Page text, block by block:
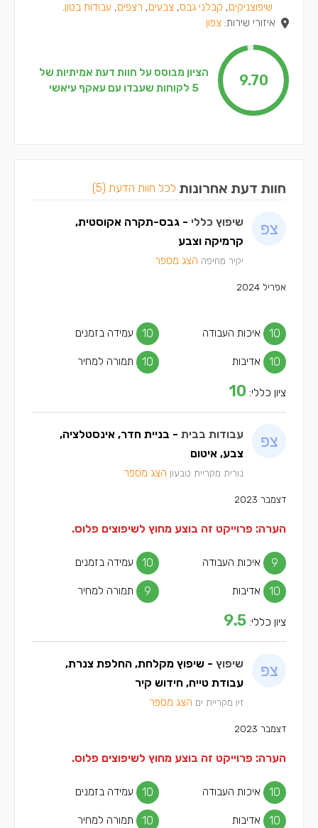
שיפוצניקים, קבלני גבס, צבעים, רצפים, עבודות בטון.
איזורי שירות: צפון
9.70
הציון מבוסס על חוות דעת אמיתיות של
5 לקוחות שעבדו עם עאקף עיאשי
חוות דעת אחרונות לכל חוות הדעת (5)
שיפוץ כללי - גבס-תקרה אקוסטית,
קרמיקה וצבע
יקיר מחיפה הצג מספר
אפריל 2024
איכות העבודה 10 עמידה בזמנים 10
אדיבות 10 תמורה למחיר 10
ציון כללי: 10
עבודות בבית - בניית חדר, אינסטלציה,
צבע, איטום
נורית מקריית טבעון הצג מספר
דצמבר 2023
הערה: פרוייקט זה בוצע מחוץ לשיפוצים פלוס.
איכות העבודה 9 עמידה בזמנים 10
אדיבות 10 תמורה למחיר 9
ציון כללי: 9.5
שיפוץ - שיפוץ מקלחת, החלפת צנרת,
עבודת טייח, חידוש קיר
זיו מקריית ים הצג מספר
דצמבר 2023
הערה: פרוייקט זה בוצע מחוץ לשיפוצים פלוס.
איכות העבודה 10 עמידה בזמנים 10
אדיבות 10 תמורה למחיר 10